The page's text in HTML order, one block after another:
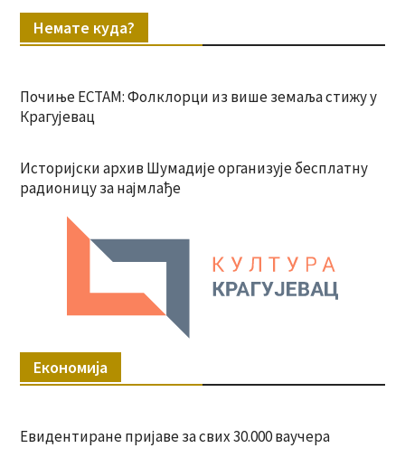
Немате куда?
Почиње ЕСТАМ: Фолклорци из више земаља стижу у
Крагујевац
Историјски архив Шумадије организује бесплатну
радионицу за најмлађе
Економија
Евидентиране пријаве за свих 30.000 ваучера